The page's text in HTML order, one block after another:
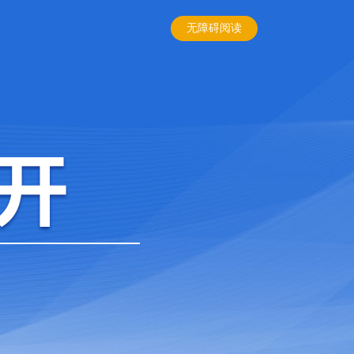
无障碍阅读